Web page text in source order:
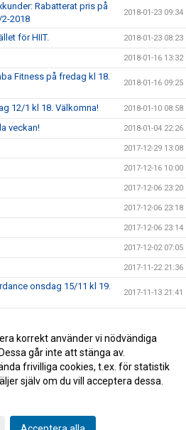
Rabatterat pris på
2018
2018-01-23 09:34
för HIIT. 2018-01-23 08:23
2018-01-16 13:32
Fitness på fredag kl 18.
2018-01-16 09:25
12/1 kl 18. Välkomna! 2018-01-10 08:58
veckan! 2018-01-04 22:26
2017-12-29 13:08
2017-12-16 10:00
2017-12-06 23:20
2017-12-06 23:18
2017-12-06 23:14
2017-12-02 07:05
2017-11-22 21:36
onsdag 15/11 kl 19.
2017-11-13 21:41
2017-11-06 13:07
vecka 45-50 2017-11-06 13:02
korrekt använder vi nödvändiga
går inte att stänga av.
frivilliga cookies, t.ex. för statistik
själv om du vill acceptera dessa.